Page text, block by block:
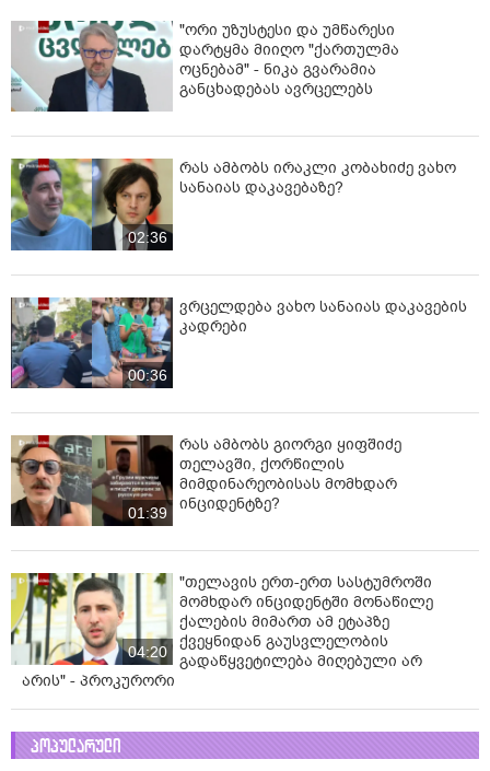
"ორი უზუსტესი და უმწარესი
დარტყმა მიიღო "ქართულმა
ოცნებამ" - ნიკა გვარამია
განცხადებას ავრცელებს
02:36
რას ამბობს ირაკლი კობახიძე ვახო
სანაიას დაკავებაზე?
00:36
ვრცელდება ვახო სანაიას დაკავების
კადრები
01:39
რას ამბობს გიორგი ყიფშიძე
თელავში, ქორწილის
მიმდინარეობისას მომხდარ
ინციდენტზე?
04:20
"თელავის ერთ-ერთ სასტუმროში
მომხდარ ინციდენტში მონაწილე
ქალების მიმართ ამ ეტაპზე
ქვეყნიდან გაუსვლელობის
გადაწყვეტილება მიღებული არ
არის" - პროკურორი
პოპულარული